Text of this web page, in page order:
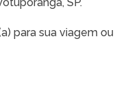
para sua viagem ou